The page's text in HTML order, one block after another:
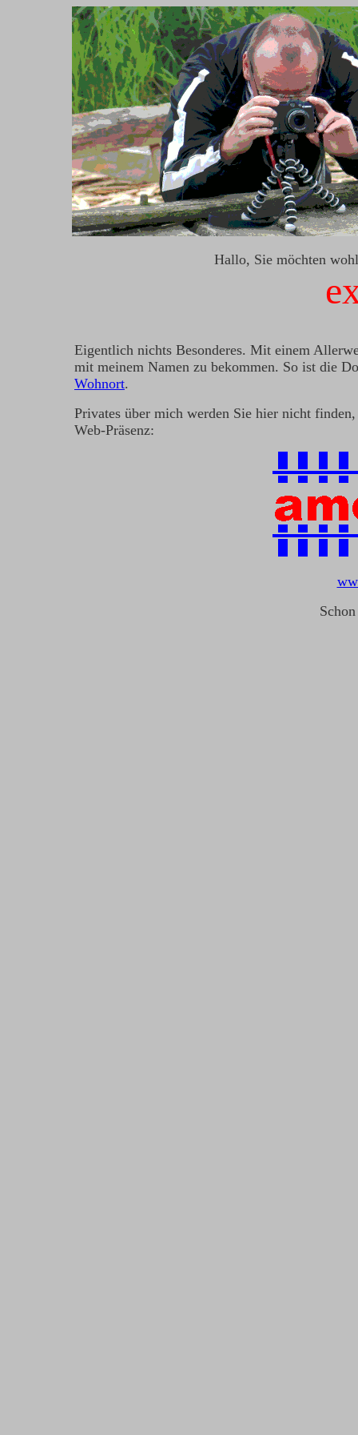
Hallo, Sie möchten
Eigentlich nichts Besonderes. Mit einem
mit meinem Namen zu bekommen. So ist die
Wohnort.
Privates über mich werden Sie hier nicht
Web-Präsenz: